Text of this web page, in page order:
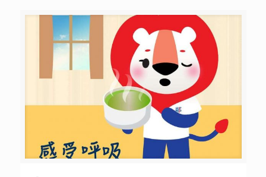
想。 香港青年協會總幹事何永昌先生致辭時表示，該會青年
違法防治中心每年接觸4,200多位高危青年，提供危機介入
與評估，以及輔導治療；社工從中甄選值得表揚的青年參與
「重新出發」青年嘉許計劃，期望以他們個人經歷，勉勵青
年奉公守法。他感謝懲教署今年首度合作，提名合適青年參
加；另亦感謝荃灣獅子會慈善基金連續三年慷慨支持。何永
昌勉勵得獎青年要懷著希望向前，為社會帶來更多正向能
量。 8位得獎青年年齡介乎17至26歲，他們有曾經吸毒、或
因不同的犯罪行為被捕，經過家人關懷及社工輔導，最終能
夠重拾目標和健康人生；他們的故事更結集成《重新出發
IV》叢書，讓社會加深了解其心路歷程和成長需要。今年更
首次改編他們的故事拍成微電影，講述青年打架鬧事及吸食
毒品的經歷；微電影由唐寧及尹揚明主演，足版本可在青協